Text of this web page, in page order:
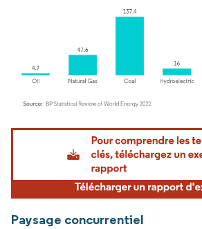
Image © Mordor Intelligence. La réutilisation
Paysage concurrentiel